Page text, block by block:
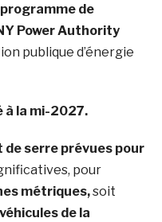
programme de
Power Authority
publique d’énergie
à la mi-2027.
serre prévues pour
pour
métriques,soit
de la